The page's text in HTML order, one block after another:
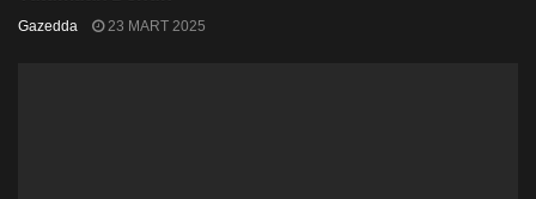
Gazedda 23 MART 2025